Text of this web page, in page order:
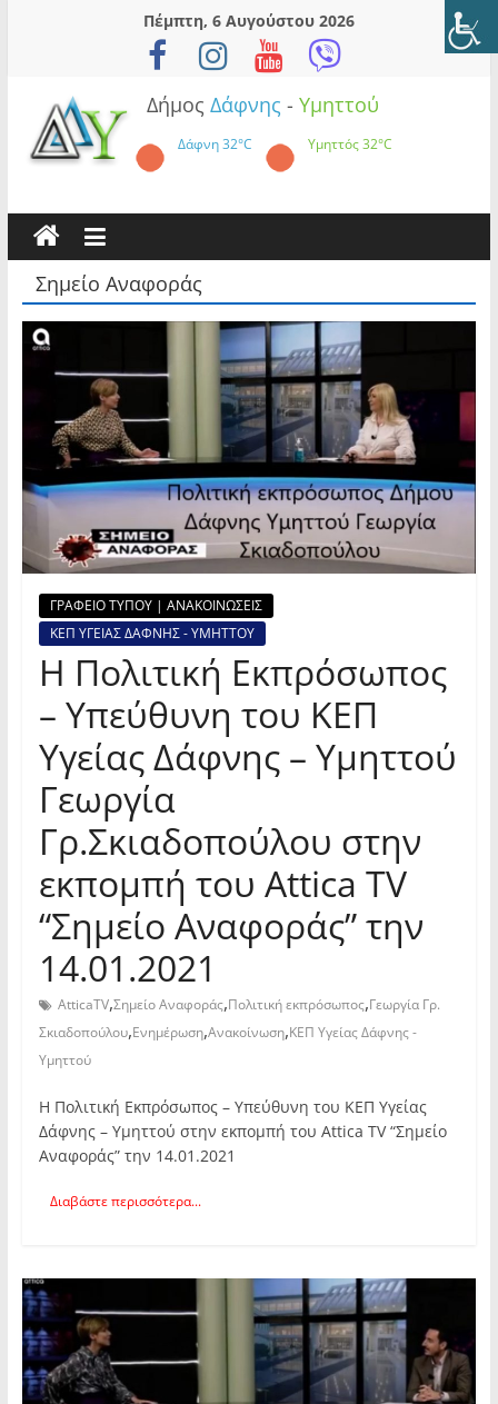
Πέμπτη, 6 Αυγούστου 2026
Δήμος Δάφνης - Υμηττού
Δάφνη32°C Υμηττός32°C
Σημείο Αναφοράς
ΓΡΑΦΕΙΟ ΤΥΠΟΥ | ΑΝΑΚΟΙΝΩΣΕΙΣ
ΚΕΠ ΥΓΕΙΑΣ ΔΑΦΝΗΣ - ΥΜΗΤΤΟΥ
Η Πολιτική Εκπρόσωπος
– Υπεύθυνη του ΚΕΠ
Υγείας Δάφνης – Υμηττού
Γεωργία
Γρ.Σκιαδοπούλου στην
εκπομπή του Attica TV
“Σημείο Αναφοράς” την
14.01.2021
AtticaTV,Σημείο Αναφοράς,Πολιτική εκπρόσωπος,Γεωργία Γρ.
Σκιαδοπούλου,Ενημέρωση,Ανακοίνωση,ΚΕΠ Υγείας Δάφνης -
Υμηττού
Η Πολιτική Εκπρόσωπος – Υπεύθυνη του ΚΕΠ Υγείας
Δάφνης – Υμηττού στην εκπομπή του Attica TV “Σημείο
Αναφοράς” την 14.01.2021
Διαβάστε περισσότερα...